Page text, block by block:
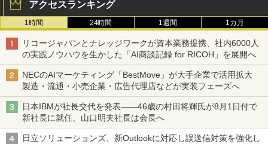
アクセスランキング
1時間 24時間 1週間 1カ月
リコージャパンとナレッジワークが資本業務提携、社内6000人
の実践ノウハウを生かした「AI商談記録 for RICOH」を展開へ
NECのAIマーケティング「BestMove」が大手企業で活用拡大
製造・流通・小売企業・広告代理店などが実装フェーズへ
日本IBMが社長交代を発表――46歳の村田将輝氏が8月1日付で
新社長に就任、山口明夫社長は会長へ
日立ソリューションズ、新Outlookに対応し誤送信対策を強化し